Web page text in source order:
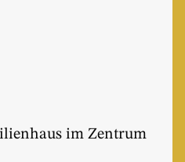
im Zentrum